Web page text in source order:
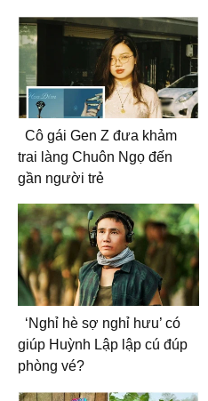
Cô gái Gen Z đưa khảm
trai làng Chuôn Ngọ đến
gần người trẻ
‘Nghỉ hè sợ nghỉ hưu’ có
giúp Huỳnh Lập lập cú đúp
phòng vé?